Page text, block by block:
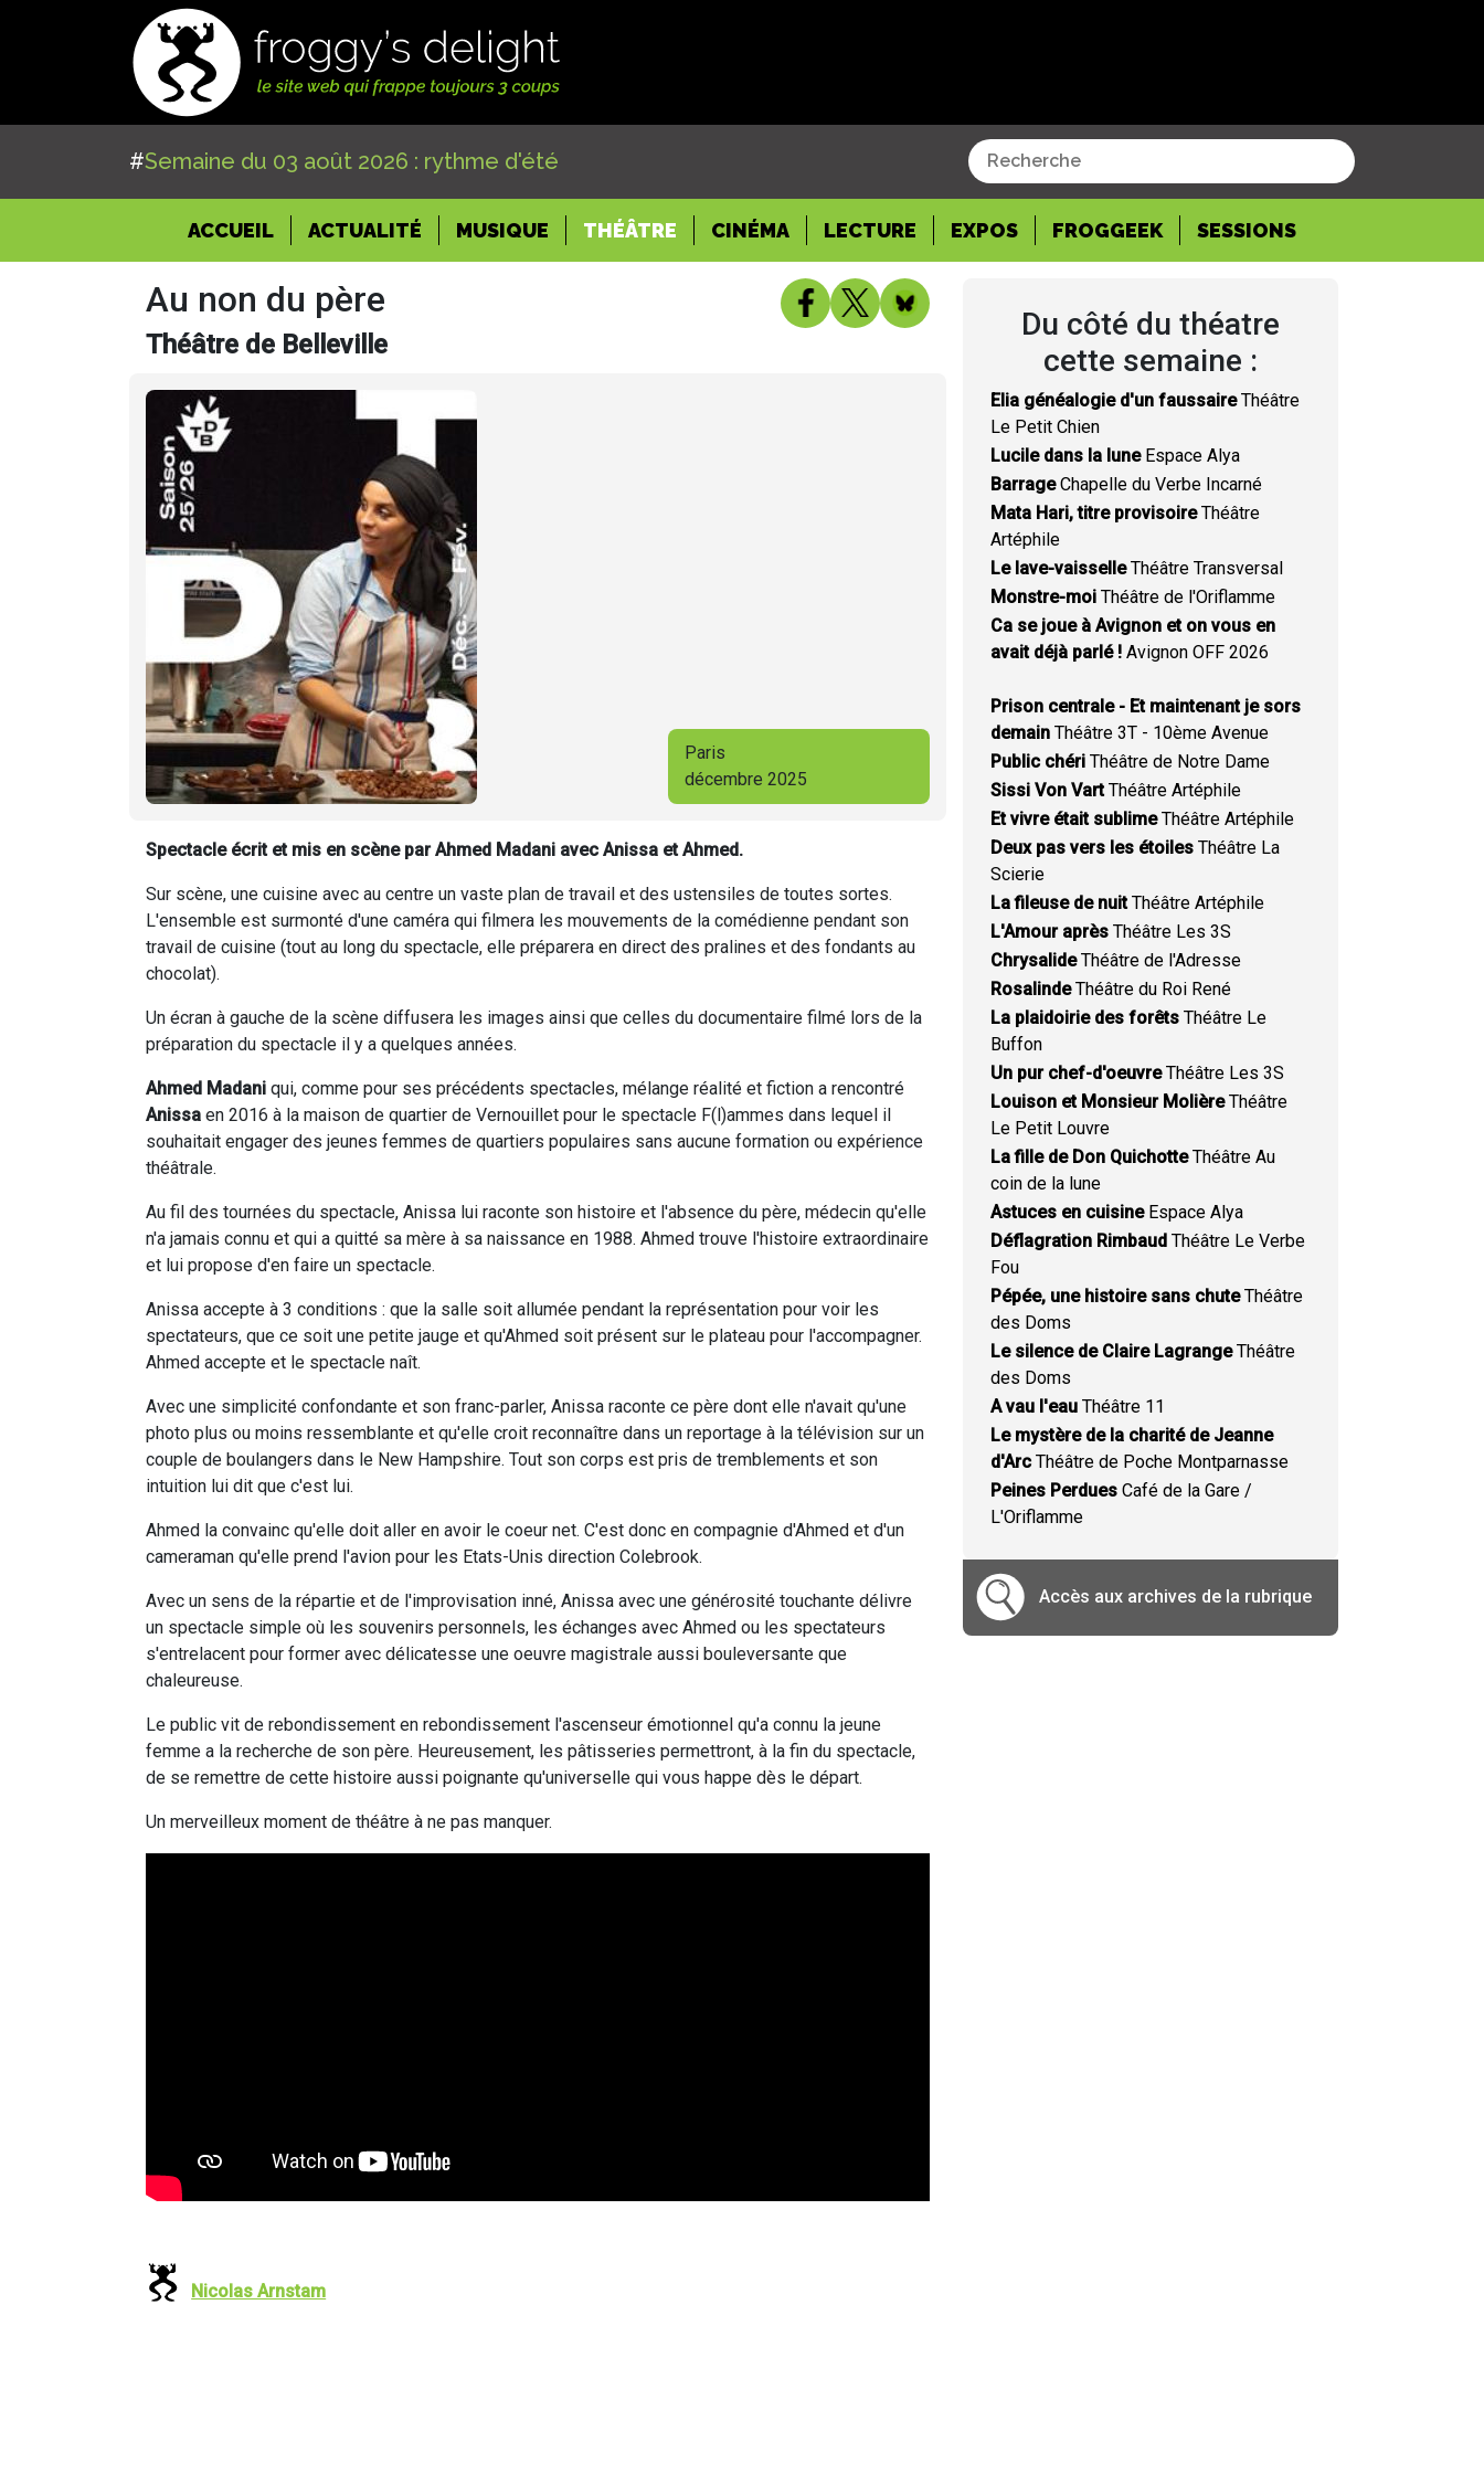
#Semaine du 03 août 2026 : rythme d'été
ACCUEIL(CURRENT)
ACTUALITÉ MUSIQUE THÉÂTRE CINÉMA LECTURE EXPOS FROGGEEK SESSIONS
Au non du père
Théâtre de Belleville
Paris
décembre 2025
Spectacle écrit et mis en scène par Ahmed Madani avec Anissa et Ahmed.
Sur scène, une cuisine avec au centre un vaste plan de travail et des ustensiles de toutes sortes.
L'ensemble est surmonté d'une caméra qui filmera les mouvements de la comédienne pendant son
travail de cuisine (tout au long du spectacle, elle préparera en direct des pralines et des fondants au
chocolat).
Un écran à gauche de la scène diffusera les images ainsi que celles du documentaire filmé lors de la
préparation du spectacle il y a quelques années.
Ahmed Madani qui, comme pour ses précédents spectacles, mélange réalité et fiction a rencontré
Anissa en 2016 à la maison de quartier de Vernouillet pour le spectacle F(l)ammes dans lequel il
souhaitait engager des jeunes femmes de quartiers populaires sans aucune formation ou expérience
théâtrale.
Au fil des tournées du spectacle, Anissa lui raconte son histoire et l'absence du père, médecin qu'elle
n'a jamais connu et qui a quitté sa mère à sa naissance en 1988. Ahmed trouve l'histoire extraordinaire
et lui propose d'en faire un spectacle.
Anissa accepte à 3 conditions : que la salle soit allumée pendant la représentation pour voir les
spectateurs, que ce soit une petite jauge et qu'Ahmed soit présent sur le plateau pour l'accompagner.
Ahmed accepte et le spectacle naît.
Avec une simplicité confondante et son franc-parler, Anissa raconte ce père dont elle n'avait qu'une
photo plus ou moins ressemblante et qu'elle croit reconnaître dans un reportage à la télévision sur un
couple de boulangers dans le New Hampshire. Tout son corps est pris de tremblements et son
intuition lui dit que c'est lui.
Ahmed la convainc qu'elle doit aller en avoir le coeur net. C'est donc en compagnie d'Ahmed et d'un
cameraman qu'elle prend l'avion pour les Etats-Unis direction Colebrook.
Avec un sens de la répartie et de l'improvisation inné, Anissa avec une générosité touchante délivre
un spectacle simple où les souvenirs personnels, les échanges avec Ahmed ou les spectateurs
s'entrelacent pour former avec délicatesse une oeuvre magistrale aussi bouleversante que
chaleureuse.
Le public vit de rebondissement en rebondissement l'ascenseur émotionnel qu'a connu la jeune
femme a la recherche de son père. Heureusement, les pâtisseries permettront, à la fin du spectacle,
de se remettre de cette histoire aussi poignante qu'universelle qui vous happe dès le départ.
Un merveilleux moment de théâtre à ne pas manquer.
Nicolas Arnstam
Du côté du théatre
cette semaine :
Elia généalogie d'un faussaireThéâtre
Le Petit Chien
Lucile dans la luneEspace Alya
BarrageChapelle du Verbe Incarné
Mata Hari, titre provisoireThéâtre
Artéphile
Le lave-vaisselleThéâtre Transversal
Monstre-moi Théâtre de l'Oriflamme
Ca se joue à Avignon et on vous en
avait déjà parlé ! Avignon OFF 2026
Prison centrale - Et maintenant je sors
demain Théâtre 3T - 10ème Avenue
Public chéri Théâtre de Notre Dame
Sissi Von VartThéâtre Artéphile
Et vivre était sublimeThéâtre Artéphile
Deux pas vers les étoiles Théâtre La
Scierie
La fileuse de nuitThéâtre Artéphile
L'Amour après Théâtre Les 3S
ChrysalideThéâtre de l'Adresse
RosalindeThéâtre du Roi René
La plaidoirie des forêts Théâtre Le
Buffon
Un pur chef-d'oeuvreThéâtre Les 3S
Louison et Monsieur MolièreThéâtre
Le Petit Louvre
La fille de Don QuichotteThéâtre Au
coin de la lune
Astuces en cuisineEspace Alya
Déflagration Rimbaud Théâtre Le Verbe
Fou
Pépée, une histoire sans chuteThéâtre
des Doms
Le silence de Claire LagrangeThéâtre
des Doms
A vau l'eau Théâtre 11
Le mystère de la charité de Jeanne
d'Arc Théâtre de Poche Montparnasse
Peines Perdues Café de la Gare /
L'Oriflamme
Accès aux archives de la rubrique